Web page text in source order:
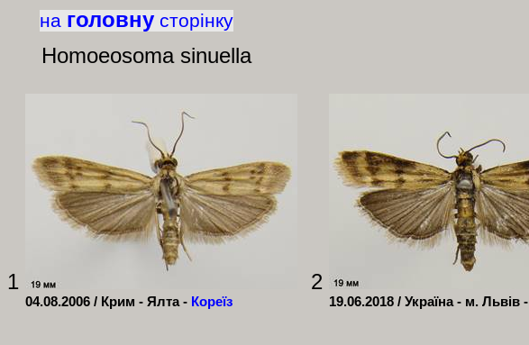
на головну сторінку
Homoeosoma sinuella
1
04.08.2006 / Крим - Ялта - Кореїз
2
19.06.2018 / Україна - м. Львів -